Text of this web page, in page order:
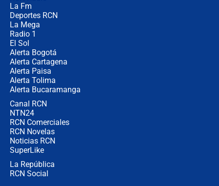
La Fm
Deportes RCN
La Mega
Radio 1
El Sol
Alerta Bogotá
Alerta Cartagena
Alerta Paisa
Alerta Tolima
Alerta Bucaramanga
Canal RCN
NTN24
RCN Comerciales
RCN Novelas
Noticias RCN
SuperLike
La República
RCN Social